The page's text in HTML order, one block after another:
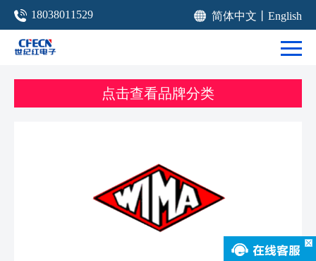
18038011529 简体中文 English
点击查看品牌分类